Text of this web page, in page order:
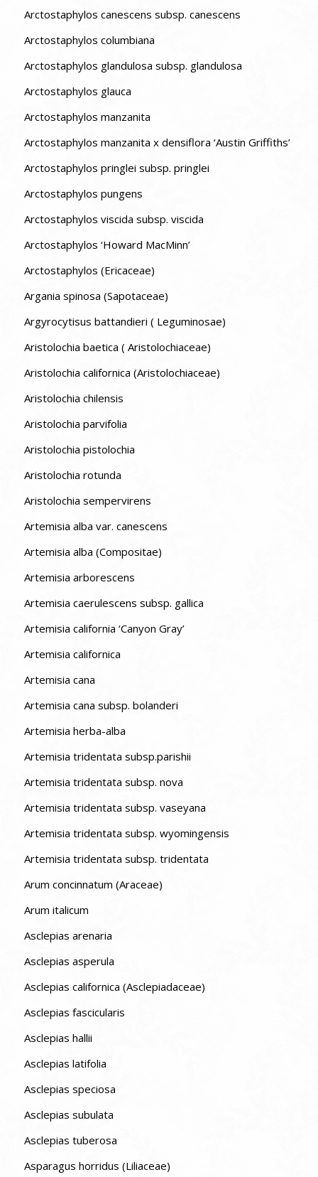
Arctostaphylos canescens subsp. canescens
Arctostaphylos columbiana
Arctostaphylos glandulosa subsp. glandulosa
Arctostaphylos glauca
Arctostaphylos manzanita
Arctostaphylos manzanita x densiflora ‘Austin Griffiths’
Arctostaphylos pringlei subsp. pringlei
Arctostaphylos pungens
Arctostaphylos viscida subsp. viscida
Arctostaphylos ‘Howard MacMinn’
Arctostaphylos (Ericaceae)
Argania spinosa (Sapotaceae)
Argyrocytisus battandieri ( Leguminosae)
Aristolochia baetica ( Aristolochiaceae)
Aristolochia californica (Aristolochiaceae)
Aristolochia chilensis
Aristolochia parvifolia
Aristolochia pistolochia
Aristolochia rotunda
Aristolochia sempervirens
Artemisia alba var. canescens
Artemisia alba (Compositae)
Artemisia arborescens
Artemisia caerulescens subsp. gallica
Artemisia california ‘Canyon Gray’
Artemisia californica
Artemisia cana
Artemisia cana subsp. bolanderi
Artemisia herba-alba
Artemisia tridentata subsp.parishii
Artemisia tridentata subsp. nova
Artemisia tridentata subsp. vaseyana
Artemisia tridentata subsp. wyomingensis
Artemisia tridentata subsp. tridentata
Arum concinnatum (Araceae)
Arum italicum
Asclepias arenaria
Asclepias asperula
Asclepias californica (Asclepiadaceae)
Asclepias fascicularis
Asclepias hallii
Asclepias latifolia
Asclepias speciosa
Asclepias subulata
Asclepias tuberosa
Asparagus horridus (Liliaceae)